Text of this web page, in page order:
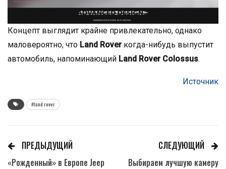
Концепт выглядит крайне привлекательно, однако
маловероятно, что Land Roverкогда-нибудь выпустит
автомобиль, напоминающий Land Rover Colossus.
Источник
#land rover
ПРЕДЫДУЩИЙ
«Рожденный» в Европе Jeep
СЛЕДУЮЩИЙ
Выбираем лучшую камеру